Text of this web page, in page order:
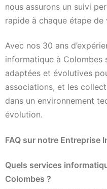
nous assurons un suivi
rapide à chaque étape
Avec nos 30 ans
informatique à Colombes
adaptées et évolutives
associations, et les
dans un environnement
évolution.
FAQ sur notre Entreprise
Quels services
Colombes ?